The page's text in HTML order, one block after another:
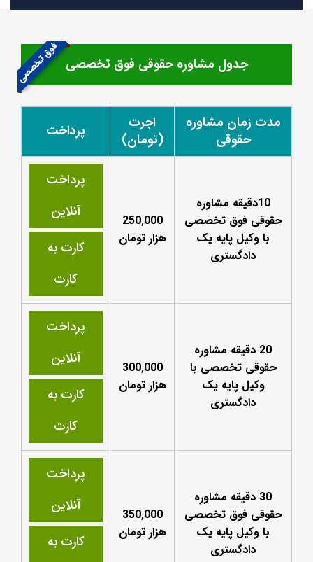
فوق تخصصی جدول مشاوره حقوقی فوق تخصصی
مدت زمان مشاوره
حقوقی
اجرت
(تومان)
پرداخت
10دقیقه مشاوره
حقوقی فوق تخصصی
با وکیل پایه یک
دادگستری
250,000
هزار تومان
پرداخت
آنلاین
کارت به
کارت
20 دقیقه مشاوره
حقوقی تخصصی با
وکیل پایه یک
دادگستری
300,000
هزار تومان
پرداخت
آنلاین
کارت به
کارت
30 دقیقه مشاوره
حقوقی فوق تخصصی
با وکیل پایه یک
دادگستری
350,000
هزار تومان
پرداخت
آنلاین
کارت به